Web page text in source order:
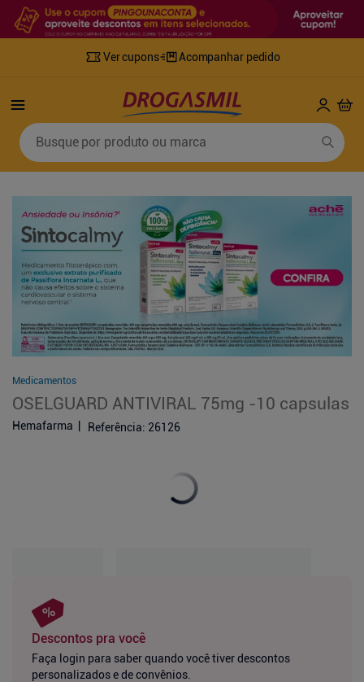
Ver cupons Acompanhar pedido
Busque por produto ou marca
Medicamentos
OSELGUARD ANTIVIRAL 75mg -10 capsulas
Hemafarma Referência: 26126
Descontos pra você
Faça login para saber quando você tiver descontos
personalizados e de convênios.
Termos mais buscados
3º
retinol
4º
mounjaro
5º fralda geriatrica
º
tylenol
9º
fralda xg
10º shampoo